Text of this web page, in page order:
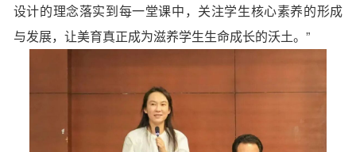
设计的理念落实到每一堂课中，关注学生核心素养的形成
与发展，让美育真正成为滋养学生生命成长的沃土。”